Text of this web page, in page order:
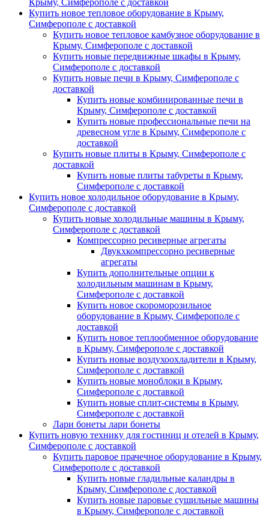
Крыму, Симферополе с доставкой
Купить новое тепловое оборудование в Крыму,
Симферополе с доставкой
Купить новое тепловое камбузное оборудование в
Крыму, Симферополе с доставкой
Купить новые передвижные шкафы в Крыму,
Симферополе с доставкой
Купить новые печи в Крыму, Симферополе с
доставкой
Купить новые комбинированные печи в
Крыму, Симферополе с доставкой
Купить новые профессиональные печи на
древесном угле в Крыму, Симферополе с
доставкой
Купить новые плиты в Крыму, Симферополе с
доставкой
Купить новые плиты табуреты в Крыму,
Симферополе с доставкой
Купить новое холодильное оборудование в Крыму,
Симферополе с доставкой
Купить новые холодильные машины в Крыму,
Симферополе с доставкой
Компрессорно ресиверные агрегаты
Двукхкомпрессорно ресиверные
агрегаты
Купить дополнительные опции к
холодильным машинам в Крыму,
Симферополе с доставкой
Купить новое скороморозильное
оборудование в Крыму, Симферополе с
доставкой
Купить новое теплообменное оборудование
в Крыму, Симферополе с доставкой
Купить новые воздухоохладители в Крыму,
Симферополе с доставкой
Купить новые моноблоки в Крыму,
Симферополе с доставкой
Купить новые сплит-системы в Крыму,
Симферополе с доставкой
Лари бонеты лари бонеты
Купить новую технику для гостиниц и отелей в Крыму,
Симферополе с доставкой
Купить паровое прачечное оборудование в Крыму,
Симферополе с доставкой
Купить новые гладильные каландры в
Крыму, Симферополе с доставкой
Купить новые паровые сушильные машины
в Крыму, Симферополе с доставкой